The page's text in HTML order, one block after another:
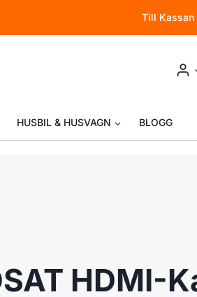
Till Kassan
HUSBIL & HUSVAGN BLOGG
HDMI-
Kabel